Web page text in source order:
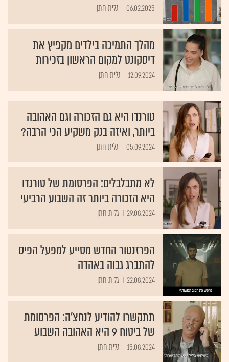
06.02.2025 גלית חתן
מהלך התמיכה בילדים מקפיץ את
דיסקונט למקום הראשון בזכירות
12.09.2024 גלית חתן
טורנדו היא גם הזכורה וגם האהובה
ביותר, ואיזה בנק משקיע הכי הרבה?
05.09.2024 גלית חתן
לא מתבלבלים: הפרסומת של טורנדו
היא הזכורה ביותר זה השבוע הרביעי
29.08.2024 גלית חתן
הפרזנטור החדש מסייע למפעל הפיס
להתברג גבוה באהדה
22.08.2024 גלית חתן
תתקשרו להודיע לנחצ'ה: הפרסומת
של ביטוח 9 היא האהובה השבוע
15.08.2024 גלית חתן